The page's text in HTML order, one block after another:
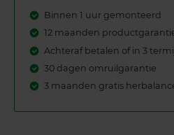
Binnen 1 uur gemonteerd
12 maanden
Achteraf betalen of in 3
30 dagen omruilgarantie
3 maanden gratis